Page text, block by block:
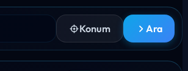
Konum Ara